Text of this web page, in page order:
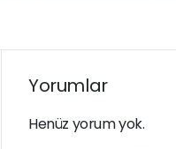
Yorumlar
Henüz yorum yok.